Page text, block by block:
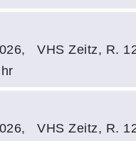
VHS Zeitz, R.
VHS Zeitz, R.